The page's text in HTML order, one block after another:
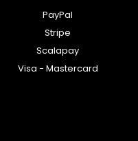
PayPal
Stripe
Scalapay
Visa - Mastercard